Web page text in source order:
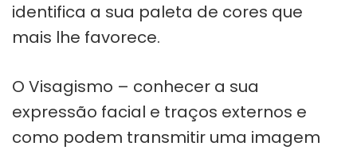
identifica a sua paleta de cores que
mais lhe favorece.
O Visagismo – conhecer a sua
expressão facial e traços externos e
como podem transmitir uma imagem